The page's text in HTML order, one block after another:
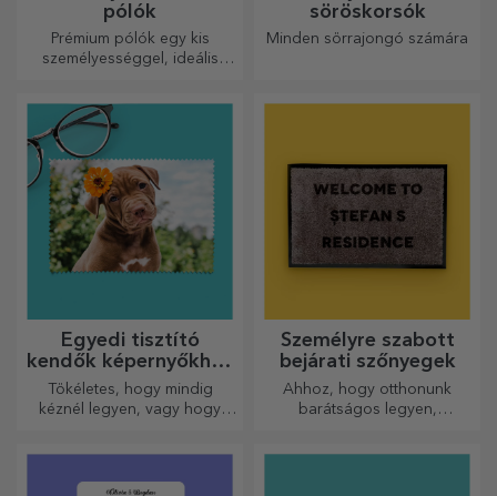
Személyre szabott baba body
3 122 Ft 3 122 Ft
Más személyre szabott ajándékok